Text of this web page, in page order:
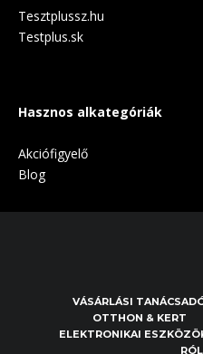
Tesztplussz.hu
Testplus.sk
Hasznos alkategóriák
Akciófigyelő
Blog
VÁSÁRLÁSI
OTTHON & KERT
ELEKTRONIKAI